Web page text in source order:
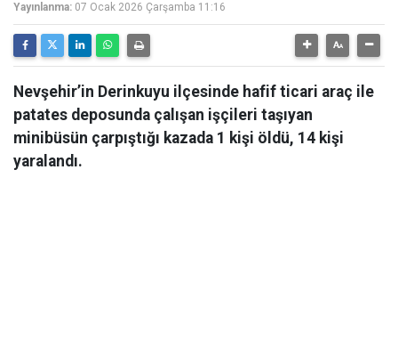
Yayınlanma: 07 Ocak 2026 Çarşamba 11:16
Nevşehir’in Derinkuyu ilçesinde hafif ticari araç ile
patates deposunda çalışan işçileri taşıyan
minibüsün çarpıştığı kazada 1 kişi öldü, 14 kişi
yaralandı.